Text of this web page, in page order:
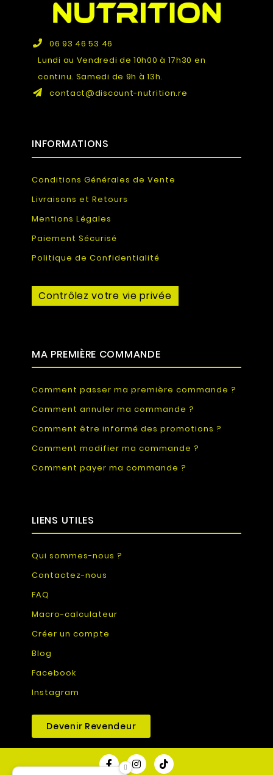
06 93 46 53 46
Lundi au Vendredi de 10h00 à 17h30 en
continu. Samedi de 9h à 13h.
contact@discount-nutrition.re
INFORMATIONS
Conditions Générales de Vente
Livraisons et Retours
Mentions Légales
Paiement Sécurisé
Politique de Confidentialité
Contrôlez votre vie privée
MA PREMIÈRE COMMANDE
Comment passer ma première commande ?
Comment annuler ma commande ?
Comment être informé des promotions ?
Comment modifier ma commande ?
Comment payer ma commande ?
LIENS UTILES
Qui sommes-nous ?
Contactez-nous
FAQ
Macro-calculateur
Créer un compte
Blog
Facebook
Instagram
Devenir Revendeur